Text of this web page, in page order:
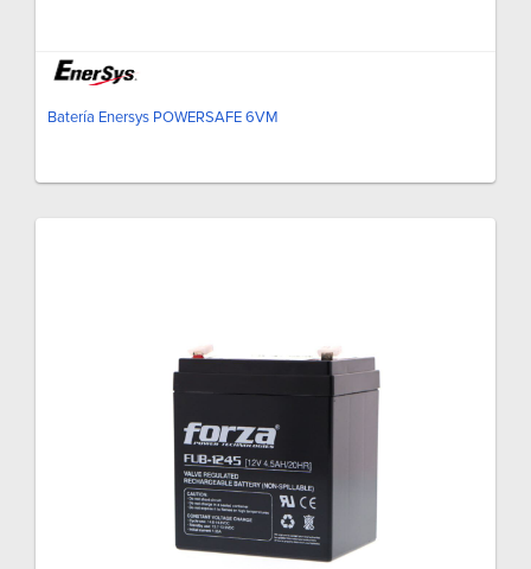
Batería Enersys POWERSAFE 6VM